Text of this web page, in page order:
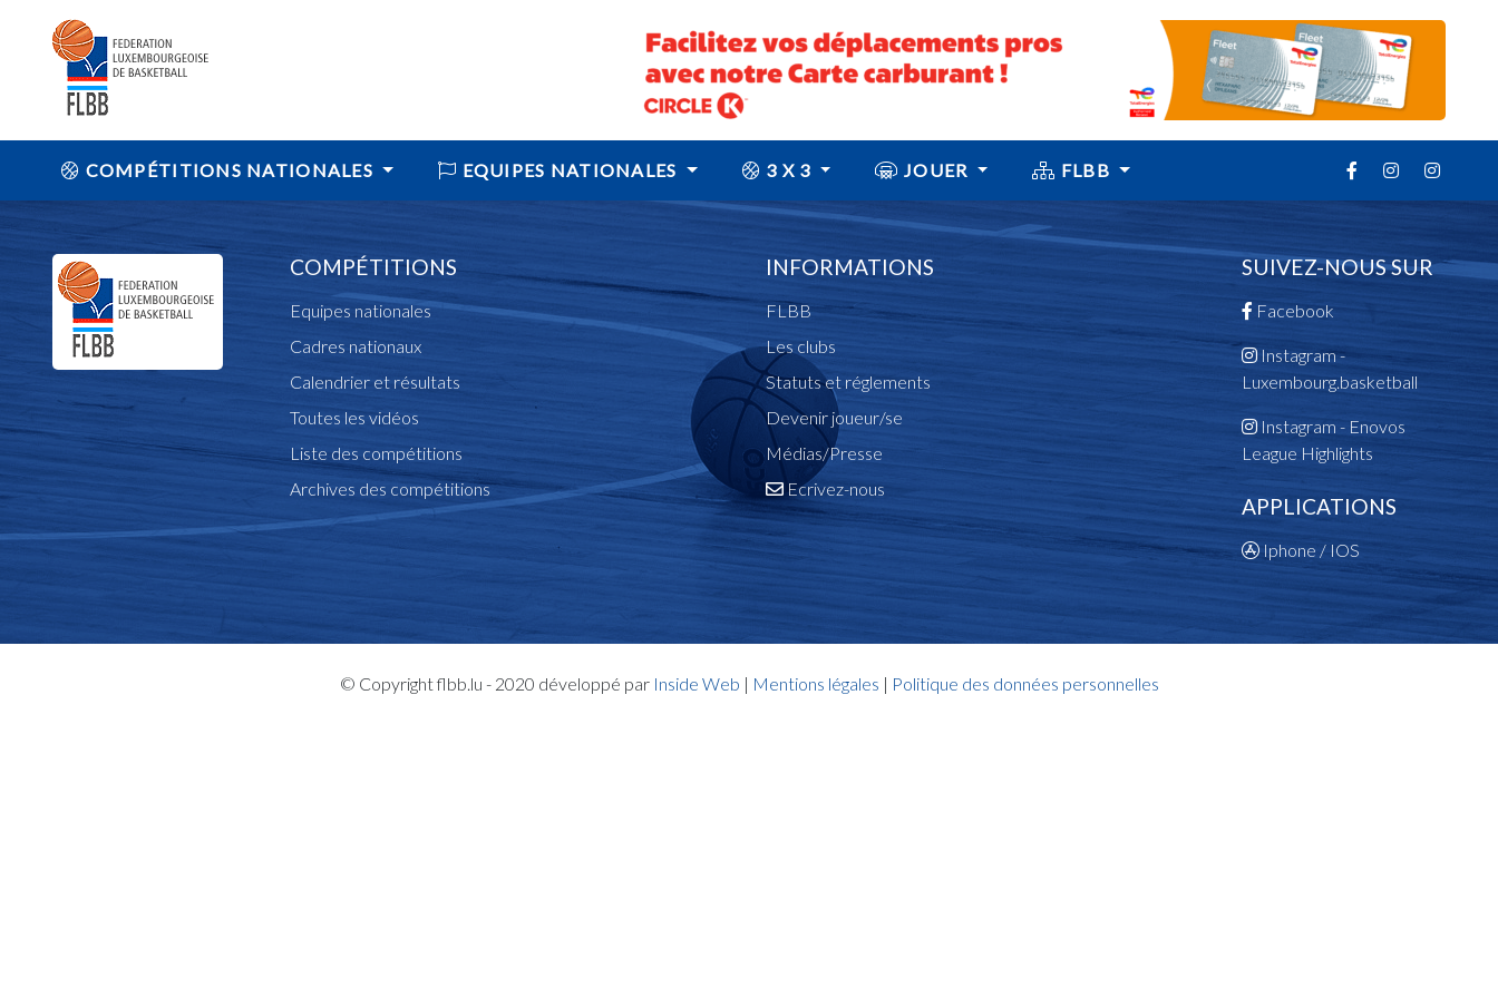
COMPÉTITIONS NATIONALES EQUIPES NATIONALES 3 X 3 JOUER FLBB
COMPÉTITIONS
Equipes nationales
Cadres nationaux
Calendrier et résultats
Toutes les vidéos
Liste des compétitions
Archives des compétitions
INFORMATIONS
FLBB
Les clubs
Statuts et réglements
Devenir joueur/se
Médias/Presse
Ecrivez-nous
SUIVEZ-NOUS SUR
Facebook
Instagram -
Luxembourg.basketball
Instagram - Enovos
League Highlights
APPLICATIONS
Iphone / IOS
© Copyright flbb.lu - 2020 développé par Inside Web | Mentions légales | Politique des données personnelles